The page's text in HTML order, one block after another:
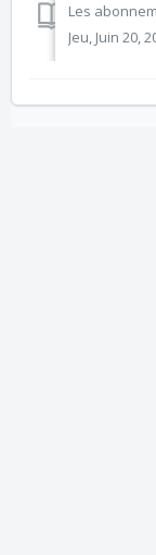
Jeu, Juin 20,